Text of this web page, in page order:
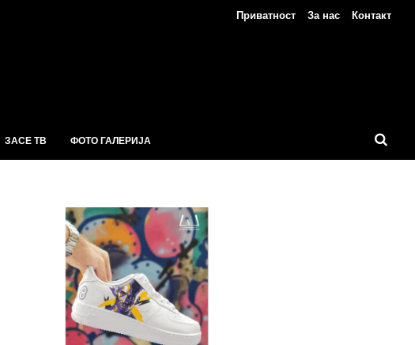
ЗАСЕ ТВ ФОТО ГАЛЕРИЈА
Приватност За нас Контакт